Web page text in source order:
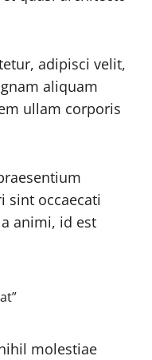
adipisci velit,
aliquam
ullam corporis
sint occaecati
animi, id est
molestiae